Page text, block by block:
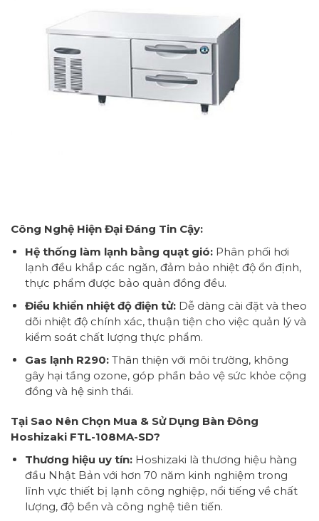
Công Nghệ Hiện Đại Đáng Tin Cậy:
Hệ thống làm lạnh bằng quạt gió:Phân phối hơi
lạnh đều khắp các ngăn, đảm bảo nhiệt độ ổn định,
thực phẩm được bảo quản đồng đều.
Điều khiển nhiệt độ điện tử:Dễ dàng cài đặt và theo
dõi nhiệt độ chính xác, thuận tiện cho việc quản lý và
kiểm soát chất lượng thực phẩm.
Gas lạnh R290:Thân thiện với môi trường, không
gây hại tầng ozone, góp phần bảo vệ sức khỏe cộng
đồng và hệ sinh thái.
Tại Sao Nên Chọn Mua & Sử Dụng Bàn Đông
Hoshizaki FTL-108MA-SD?
Thương hiệu uy tín:Hoshizaki là thương hiệu hàng
đầu Nhật Bản với hơn 70 năm kinh nghiệm trong
lĩnh vực thiết bị lạnh công nghiệp, nổi tiếng về chất
lượng, độ bền và công nghệ tiên tiến.